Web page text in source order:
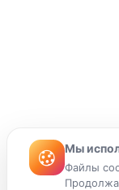
Мы
Файлы